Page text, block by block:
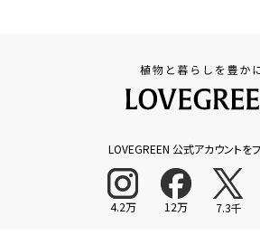
LOVEGREEN 公式アカウントをフ
4.2万 12万 7.3千